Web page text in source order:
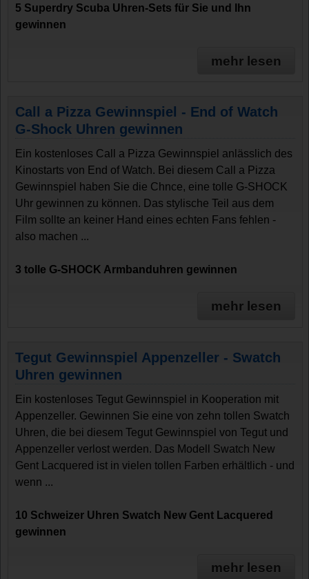
5 Superdry Scuba Uhren-Sets für Sie und Ihn
gewinnen
mehr lesen
Call a Pizza Gewinnspiel - End of Watch
G-Shock Uhren gewinnen
Ein kostenloses Call a Pizza Gewinnspiel anlässlich des
Kinostarts von End of Watch. Bei diesem Call a Pizza
Gewinnspiel haben Sie die Chnce, eine tolle G-SHOCK
Uhr gewinnen zu können. Das stylische Teil aus dem
Film sollte an keiner Hand eines echten Fans fehlen -
also machen ...
3 tolle G-SHOCK Armbanduhren gewinnen
mehr lesen
Tegut Gewinnspiel Appenzeller - Swatch
Uhren gewinnen
Ein kostenloses Tegut Gewinnspiel in Kooperation mit
Appenzeller. Gewinnen Sie eine von zehn tollen Swatch
Uhren, die bei diesem Tegut Gewinnspiel von Tegut und
Appenzeller verlost werden. Das Modell Swatch New
Gent Lacquered ist in vielen tollen Farben erhältlich - und
wenn ...
10 Schweizer Uhren Swatch New Gent Lacquered
gewinnen
mehr lesen